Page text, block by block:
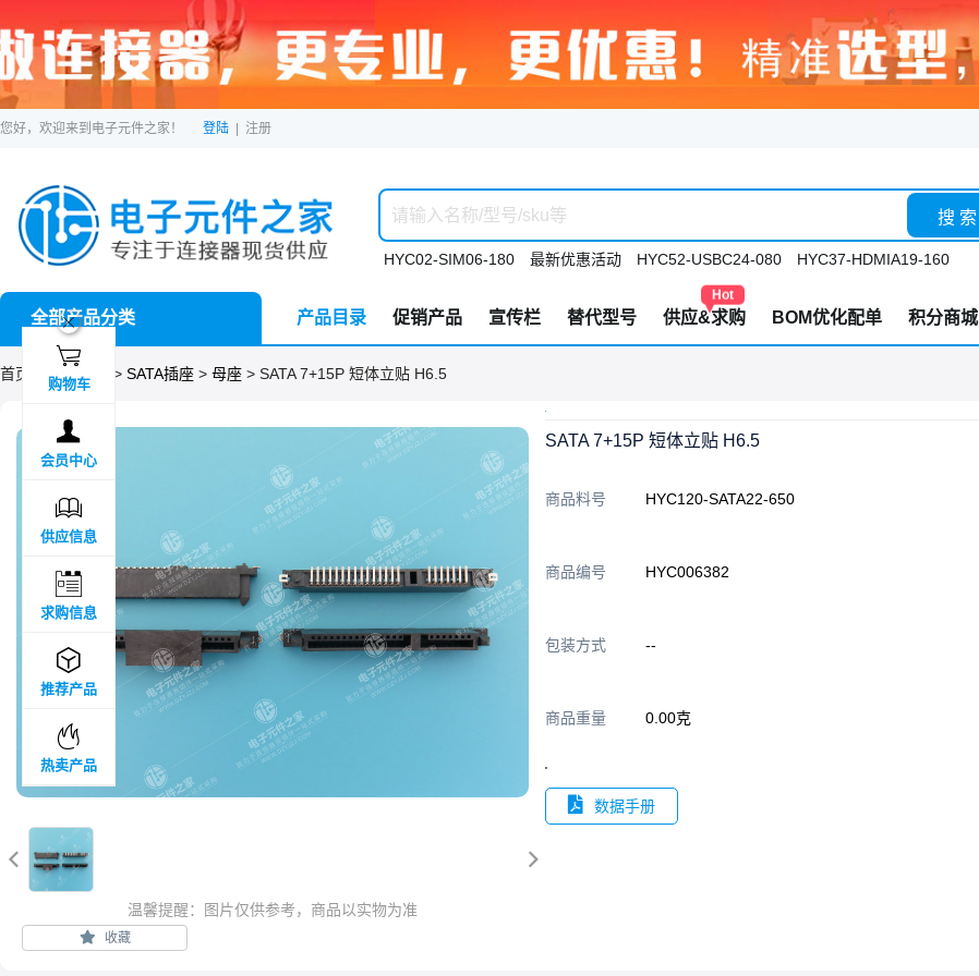
您好，欢迎来到电子元件之家！ 登陆 注册
HYC02-SIM06-180 最新优惠活动 HYC52-USBC24-080 HYC37-HDMIA19-160
搜 索
全部产品分类 产品目录 促销产品 宣传栏 替代型号
Hot
供应&求购 BOM优化配单 积分商城
首页 > 分类目录 > SATA插座 > 母座 > SATA 7+15P 短体立贴 H6.5
 
温馨提醒：图片仅供参考，商品以实物为准
收藏
SATA 7+15P 短体立贴 H6.5
商品料号 HYC120-SATA22-650
商品编号 HYC006382
包装方式 --
商品重量 0.00克
数据手册
ဆ

购物车

会员中心

供应信息

求购信息

推荐产品

热卖产品